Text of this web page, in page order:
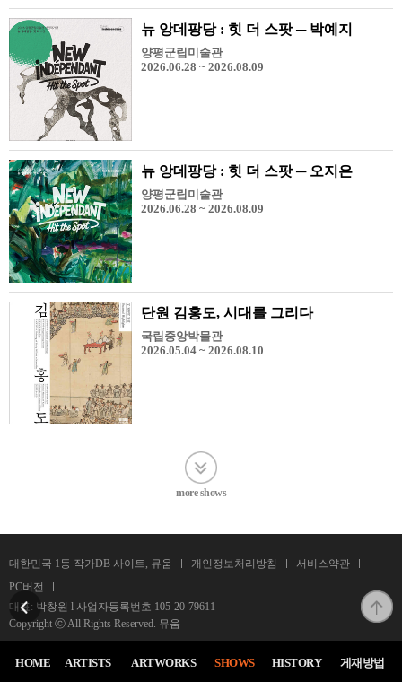
뉴 앙데팡당 : 힛 더 스팟 ─ 박예지
양평군립미술관
2026.06.28 ~ 2026.08.09
뉴 앙데팡당 : 힛 더 스팟 ─ 오지은
양평군립미술관
2026.06.28 ~ 2026.08.09
단원 김홍도, 시대를 그리다
국립중앙박물관
2026.05.04 ~ 2026.08.10
more shows
대한민국 1등 작가DB 사이트, 뮤움 개인정보처리방침
서비스약관
PC버전
대표: 박창원 l 사업자등록번호 105-20-79611
Copyright ⓒ All Rights Reserved. 뮤움
HOME ARTISTS ARTWORKS SHOWS HISTORY 게재방법